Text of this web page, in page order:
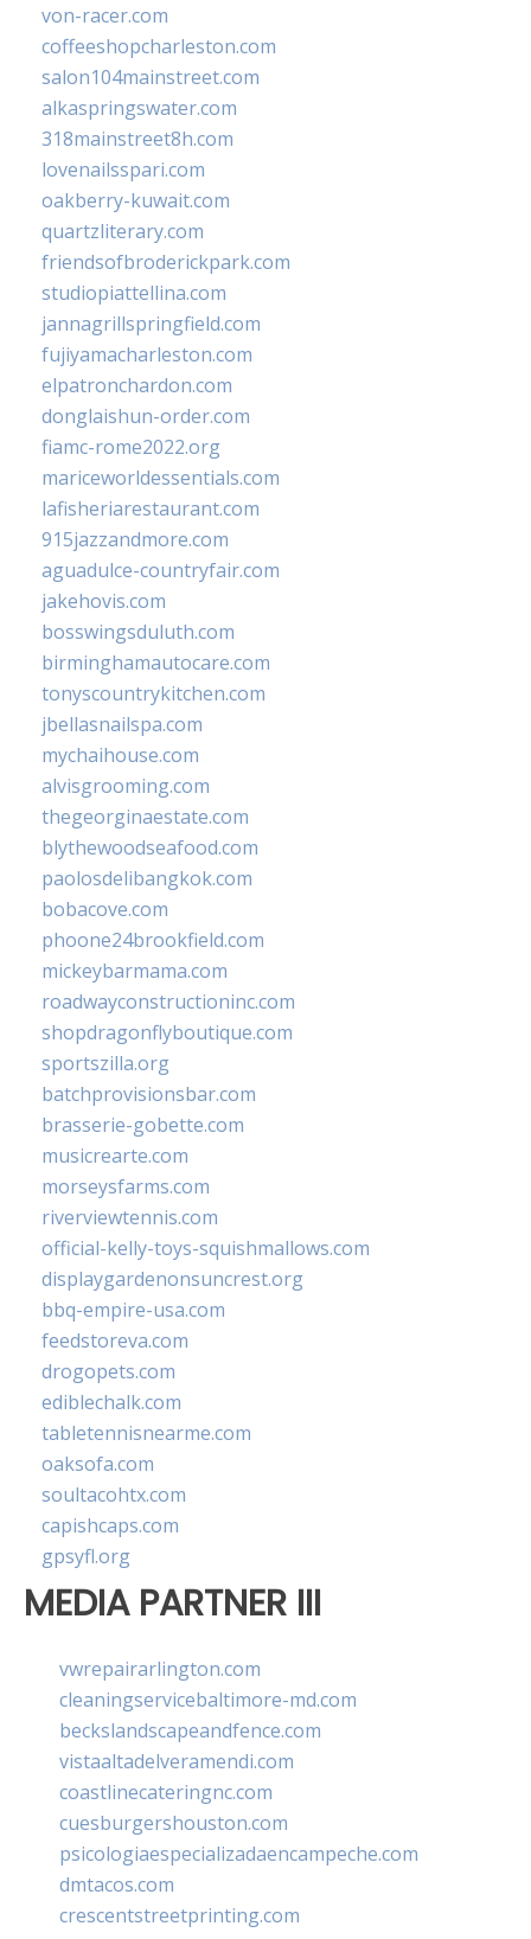
von-racer.com
coffeeshopcharleston.com
salon104mainstreet.com
alkaspringswater.com
318mainstreet8h.com
lovenailsspari.com
oakberry-kuwait.com
quartzliterary.com
friendsofbroderickpark.com
studiopiattellina.com
jannagrillspringfield.com
fujiyamacharleston.com
elpatronchardon.com
donglaishun-order.com
fiamc-rome2022.org
mariceworldessentials.com
lafisheriarestaurant.com
915jazzandmore.com
aguadulce-countryfair.com
jakehovis.com
bosswingsduluth.com
birminghamautocare.com
tonyscountrykitchen.com
jbellasnailspa.com
mychaihouse.com
alvisgrooming.com
thegeorginaestate.com
blythewoodseafood.com
paolosdelibangkok.com
bobacove.com
phoone24brookfield.com
mickeybarmama.com
roadwayconstructioninc.com
shopdragonflyboutique.com
sportszilla.org
batchprovisionsbar.com
brasserie-gobette.com
musicrearte.com
morseysfarms.com
riverviewtennis.com
official-kelly-toys-squishmallows.com
displaygardenonsuncrest.org
bbq-empire-usa.com
feedstoreva.com
drogopets.com
ediblechalk.com
tabletennisnearme.com
oaksofa.com
soultacohtx.com
capishcaps.com
gpsyfl.org
MEDIA PARTNER III
vwrepairarlington.com
cleaningservicebaltimore-md.com
beckslandscapeandfence.com
vistaaltadelveramendi.com
coastlinecateringnc.com
cuesburgershouston.com
psicologiaespecializadaencampeche.com
dmtacos.com
crescentstreetprinting.com